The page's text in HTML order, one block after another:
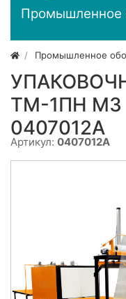
Промышленное
Промышленное
ТМ-1ПН
0407012A
Артикул: 0407012A